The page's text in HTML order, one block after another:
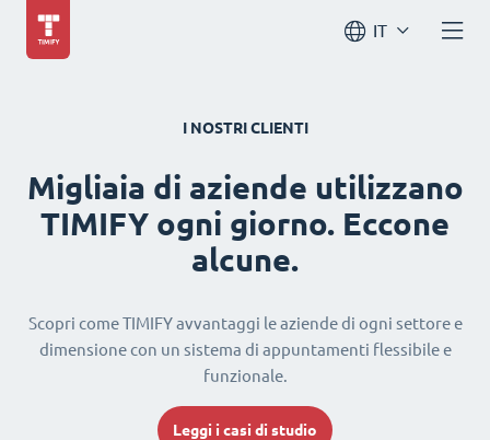
IT
I NOSTRI CLIENTI
Migliaia di aziende utilizzano
TIMIFY ogni giorno. Eccone
alcune.
Scopri come TIMIFY avvantaggi le aziende di ogni settore e
dimensione con un sistema di appuntamenti flessibile e
funzionale.
Leggi i casi di studio